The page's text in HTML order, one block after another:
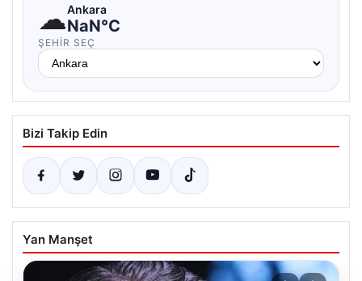
☁Ankara
NaN°C
ŞEHIR SEÇ
Bizi Takip Edin
Yan Manşet